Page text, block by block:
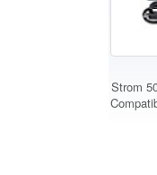
Strom